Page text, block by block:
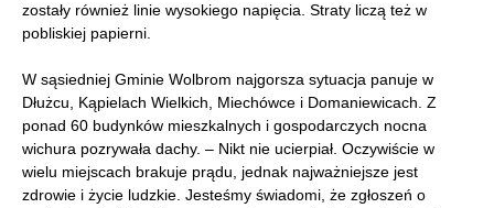
zostały również linie wysokiego napięcia. Straty liczą też w
pobliskiej papierni.
W sąsiedniej Gminie Wolbrom najgorsza sytuacja panuje w
Dłużcu, Kąpielach Wielkich, Miechówce i Domaniewicach. Z
ponad 60 budynków mieszkalnych i gospodarczych nocna
wichura pozrywała dachy. – Nikt nie ucierpiał. Oczywiście w
wielu miejscach brakuje prądu, jednak najważniejsze jest
zdrowie i życie ludzkie. Jesteśmy świadomi, że zgłoszeń o